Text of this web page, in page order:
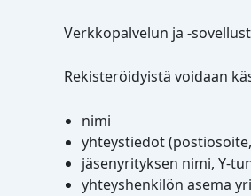
Verkkopalvelun ja -
Rekisteröidyistä voidaan
nimi
yhteystiedot
jäsenyrityksen nimi, Y-
yhteyshenkilön asema